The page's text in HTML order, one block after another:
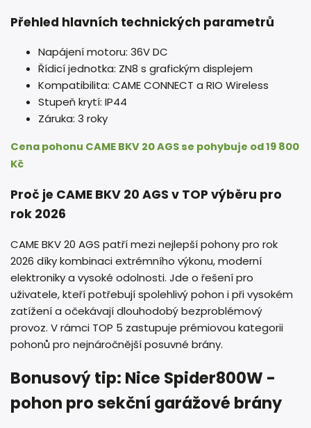
Přehled hlavních technických parametrů
Napájení motoru: 36V DC
Řídicí jednotka: ZN8 s grafickým displejem
Kompatibilita: CAME CONNECT a RIO Wireless
Stupeň krytí: IP44
Záruka: 3 roky
Cena pohonu CAME BKV 20 AGS se pohybuje od 19 800
Kč
Proč je CAME BKV 20 AGS v TOP výběru pro
rok 2026
CAME BKV 20 AGS patří mezi nejlepší pohony pro rok
2026 díky kombinaci extrémního výkonu, moderní
elektroniky a vysoké odolnosti. Jde o řešení pro
uživatele, kteří potřebují spolehlivý pohon i při vysokém
zatížení a očekávají dlouhodobý bezproblémový
provoz. V rámci TOP 5 zastupuje prémiovou kategorii
pohonů pro nejnáročnější posuvné brány.
Bonusový tip: Nice Spider800W -
pohon pro sekční garážové brány